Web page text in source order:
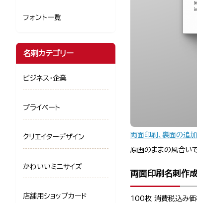
両面印刷、裏面の追
原画のままの風合い
両面印刷名刺作
100枚 消費税込み価
フォント一覧
名刺カテゴリー
ビジネス・企業
プライベート
クリエイターデザイン
かわいいミニサイズ
店舗用ショップカード